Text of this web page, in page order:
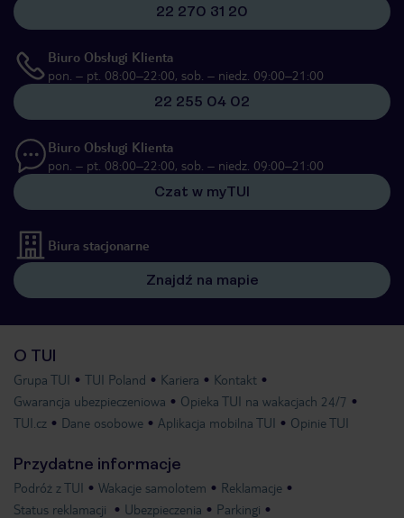
22 270 31 20
Biuro Obsługi Klienta
pon. – pt. 08:00–22:00, sob. – niedz. 09:00–21:00
22 255 04 02
Biuro Obsługi Klienta
pon. – pt. 08:00–22:00, sob. – niedz. 09:00–21:00
Czat w myTUI
Biura stacjonarne
Znajdź na mapie
O TUI
Grupa TUI TUI Poland Kariera
Kontakt
Gwarancja ubezpieczeniowa
Opieka TUI na wakacjach 24/7
TUI.cz
Dane osobowe Aplikacja mobilna TUI Opinie TUI
Przydatne informacje
Podróż z TUI Wakacje samolotem
Reklamacje
Status reklamacji
Ubezpieczenia
Parkingi